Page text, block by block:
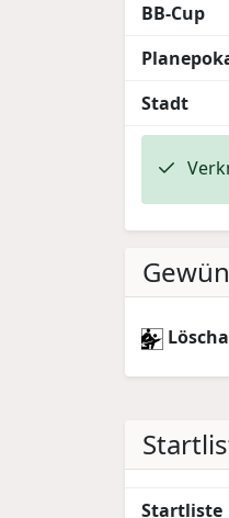
BB-Cup
Stadt
Startliste